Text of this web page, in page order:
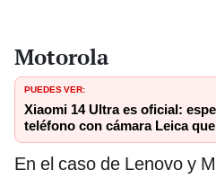
Motorola
PUEDES VER:
Xiaomi 14 Ultra es oficial:
teléfono con cámara Leica
En el caso de Lenovo y